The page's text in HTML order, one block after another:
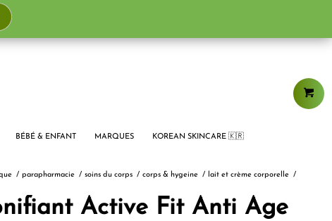
BÉBÉ & ENFANT MARQUES KOREAN SKINCARE 🇰🇷
/ parapharmacie / soins du corps / corps & hygeine / lait et crème corporelle /
Active Fit Anti Age